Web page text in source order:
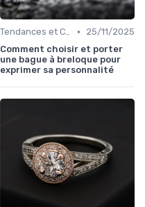
Tendances et Conseils de Style •
25/11/2025
Comment choisir et porter
une bague à breloque pour
exprimer sa personnalité